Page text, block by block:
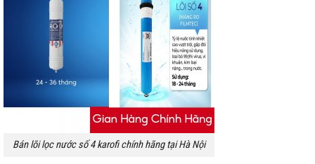
Bán lõi lọc nước số 4 karofi chính hãng tại Hà Nội